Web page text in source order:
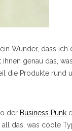
Wunder, dass ich
genau das,
die Produkte rund
der Business Punk
das, was coole